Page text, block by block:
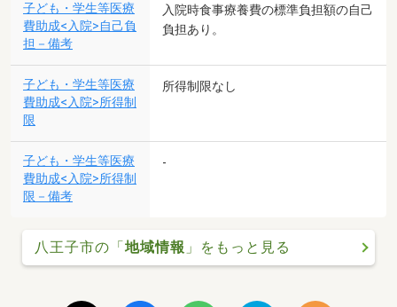
子ども・学生等医療
費助成<入院>自己負
担－備考
入院時食事療養費の標準負担額の自己
負担あり。
子ども・学生等医療
費助成<入院>所得制
限
所得制限なし
子ども・学生等医療
費助成<入院>所得制
限－備考
-
八王子市の「地域情報 」をもっと見る